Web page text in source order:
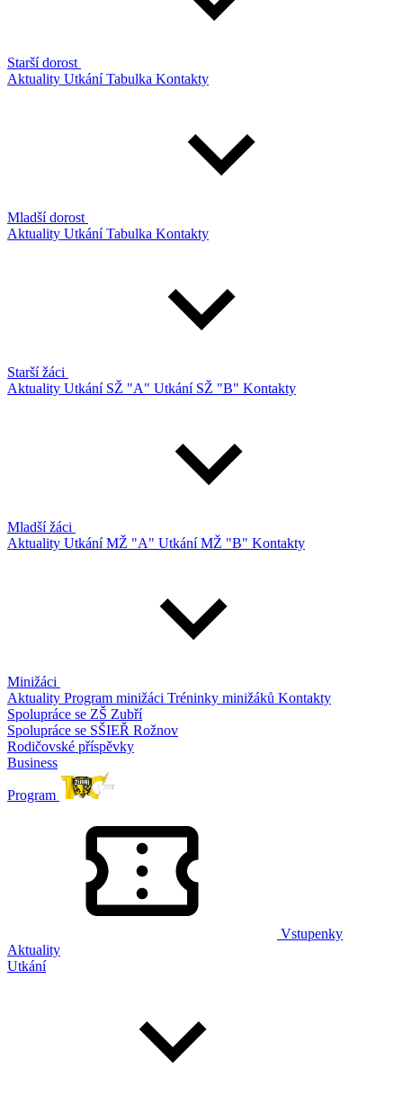
Starší dorost
Aktuality UtkáníTabulka Kontakty
Mladší dorost
Aktuality UtkáníTabulka Kontakty
Starší žáci
Aktuality Utkání SŽ "A" Utkání SŽ "B" Kontakty
Mladší žáci
Aktuality Utkání MŽ "A" Utkání MŽ "B" Kontakty
Minižáci
Aktuality Program minižáci Tréninky minižáků Kontakty
Spolupráce se ZŠ Zubří
Spolupráce se SŠIEŘ Rožnov
Rodičovské příspěvky
Business
Program
Vstupenky
Aktuality
Utkání